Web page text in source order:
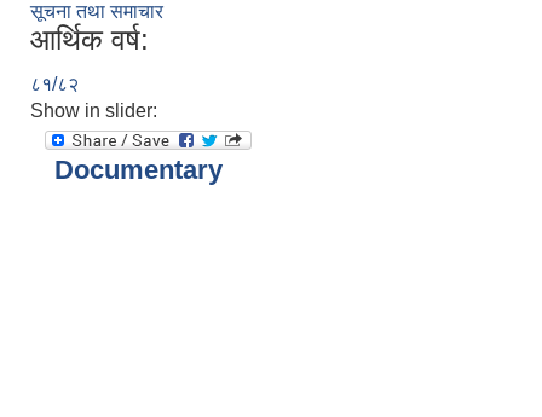
सूचना तथा समाचार
आर्थिक वर्ष:
८१/८२
Show in slider:
Documentary